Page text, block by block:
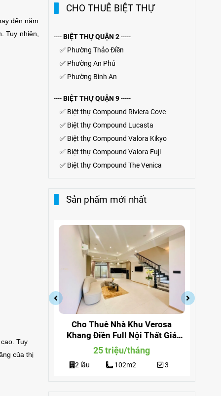
đến năm
Tuy nhiên,
Tuy
của thị
CHO THUÊ BIỆT THỰ
----BIỆT THỰ QUẬN 2-----
✅ Phường Thảo Điền
✅ Phường An Phú
✅ Phường Bình An
----BIỆT THỰ QUẬN 9-----
✅ Biệt thự Compound Riviera Cove
✅ Biệt thựCompound Lucasta
✅ Biệt thựCompound Valora Kikyo
✅ Biệt thự Compound Valora Fuji
✅ Biệt thự Compound The Venica
Sản phẩm mới nhất
Cho Thuê Nhà Khu Verosa
Khang Điền Full Nội Thất Giá
Siêu Rẻ
25 triệu/tháng
2 lầu 102m2 3